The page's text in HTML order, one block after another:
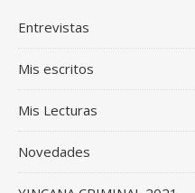
Entrevistas
Mis escritos
Mis Lecturas
Novedades